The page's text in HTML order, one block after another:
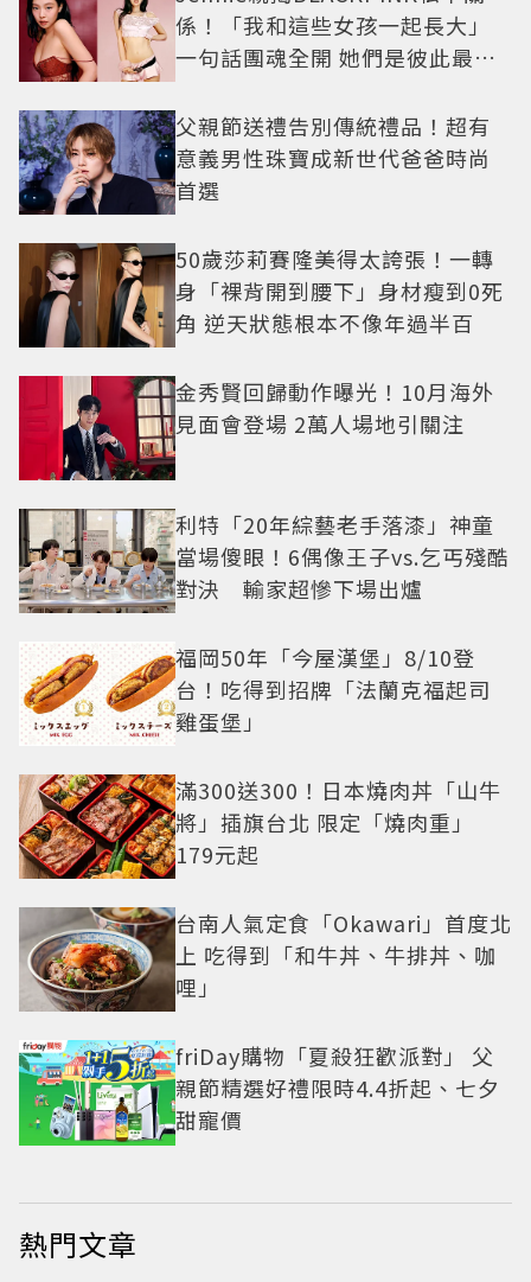
係！「我和這些女孩一起長大」
一句話團魂全開 她們是彼此最強
父親節送禮告別傳統禮品！超有
意義男性珠寶成新世代爸爸時尚
首選
50歲莎莉賽隆美得太誇張！一轉
身「裸背開到腰下」身材瘦到0死
角 逆天狀態根本不像年過半百
金秀賢回歸動作曝光！10月海外
見面會登場 2萬人場地引關注
利特「20年綜藝老手落漆」神童
當場傻眼！6偶像王子vs.乞丐殘酷
對決 輸家超慘下場出爐
福岡50年「今屋漢堡」8/10登
台！吃得到招牌「法蘭克福起司
雞蛋堡」
滿300送300！日本燒肉丼「山牛
將」插旗台北 限定「燒肉重」
179元起
台南人氣定食「Okawari」首度北
上 吃得到「和牛丼、牛排丼、咖
哩」
friDay購物「夏殺狂歡派對」 父
親節精選好禮限時4.4折起、七夕
甜寵價
熱門文章